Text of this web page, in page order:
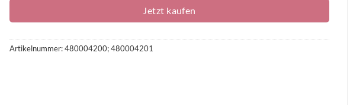
Jetzt kaufen
Artikelnummer:480004200; 480004201